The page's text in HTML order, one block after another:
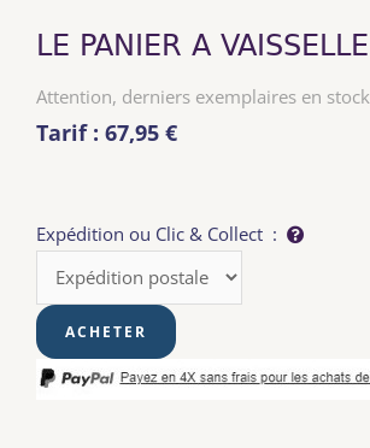
LE PANIER A VAISSELLE
Attention, derniers exemplaires en stock
Tarif : 67,95 €
Expédition ou Clic & Collect :